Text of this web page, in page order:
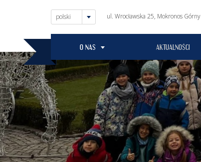
polski ul. Wrocławska 25, Mokronos Górny
O NAS AKTUALNOŚCI